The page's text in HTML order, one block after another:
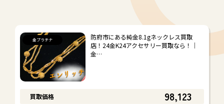
# ルイ・ヴィトン # エルメス
# シャネル # グッチ
# ディオール
# バレンシアガ
# プラダ その他
金プラチナ
防府市にある純金8.1gネックレス買取
店！24金K24アクセサリー買取なら！｜
金…
買取価格 98,123